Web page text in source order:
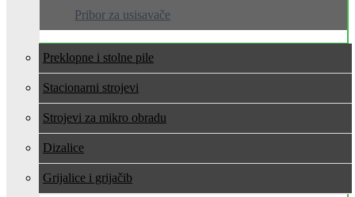
Pribor za usisavače
Preklopne i stolne pile
Stacionarni strojevi
Strojevi za mikro obradu
Dizalice
Grijalice i grijači